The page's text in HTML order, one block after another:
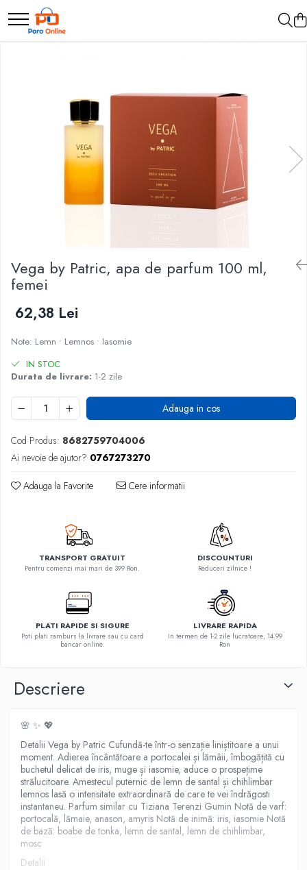
Parfum
Parfum Femei
Parfum Unisex
Parfumuri Arabesti
Vega by Patric, apa de parfum 100 ml,
femei
62,38 Lei
Note: Lemn • Lemnos • Iasomie
IN STOC
Durata de livrare: 1-2 zile
Adauga in cos
Cod Produs: 8682759704006
Ai nevoie de ajutor? 0767273270
Adauga la Favorite Cere informatii
TRANSPORT GRATUIT
Pentru comenzi mai mari de 399 Ron.
DISCOUNTURI
Reduceri zilnice !
PLATI RAPIDE SI SIGURE
Poti plati ramburs la livrare sau cu card
bancar online.
LIVRARE RAPIDA
In termen de 1-2 zile lucratoare, 14.99
Ron
Descriere
🌸 ✨ 💖
Detalii Vega by Patric Cufundă-te într-o senzație liniștitoare a unui
moment. Adierea încântătoare a portocalei și lămâii, îmbogățită cu
buchetul delicat de iris, muge și iasomie, aduce o prospețime
strălucitoare. Amestecul puternic de lemn de santal și chihlimbar
lemnos lasă o intensitate extraordinară de care te vei îndrăgosti
instantaneu. Parfum similar cu Tiziana Terenzi Gumin Notă de varf:
portocală, lămaie, anason, amyris Notă de inimă: iris, iasomie Notă
de bază: boabe de tonka, lemn de santal, lemn de chihlimbar,
mosc
Detalii